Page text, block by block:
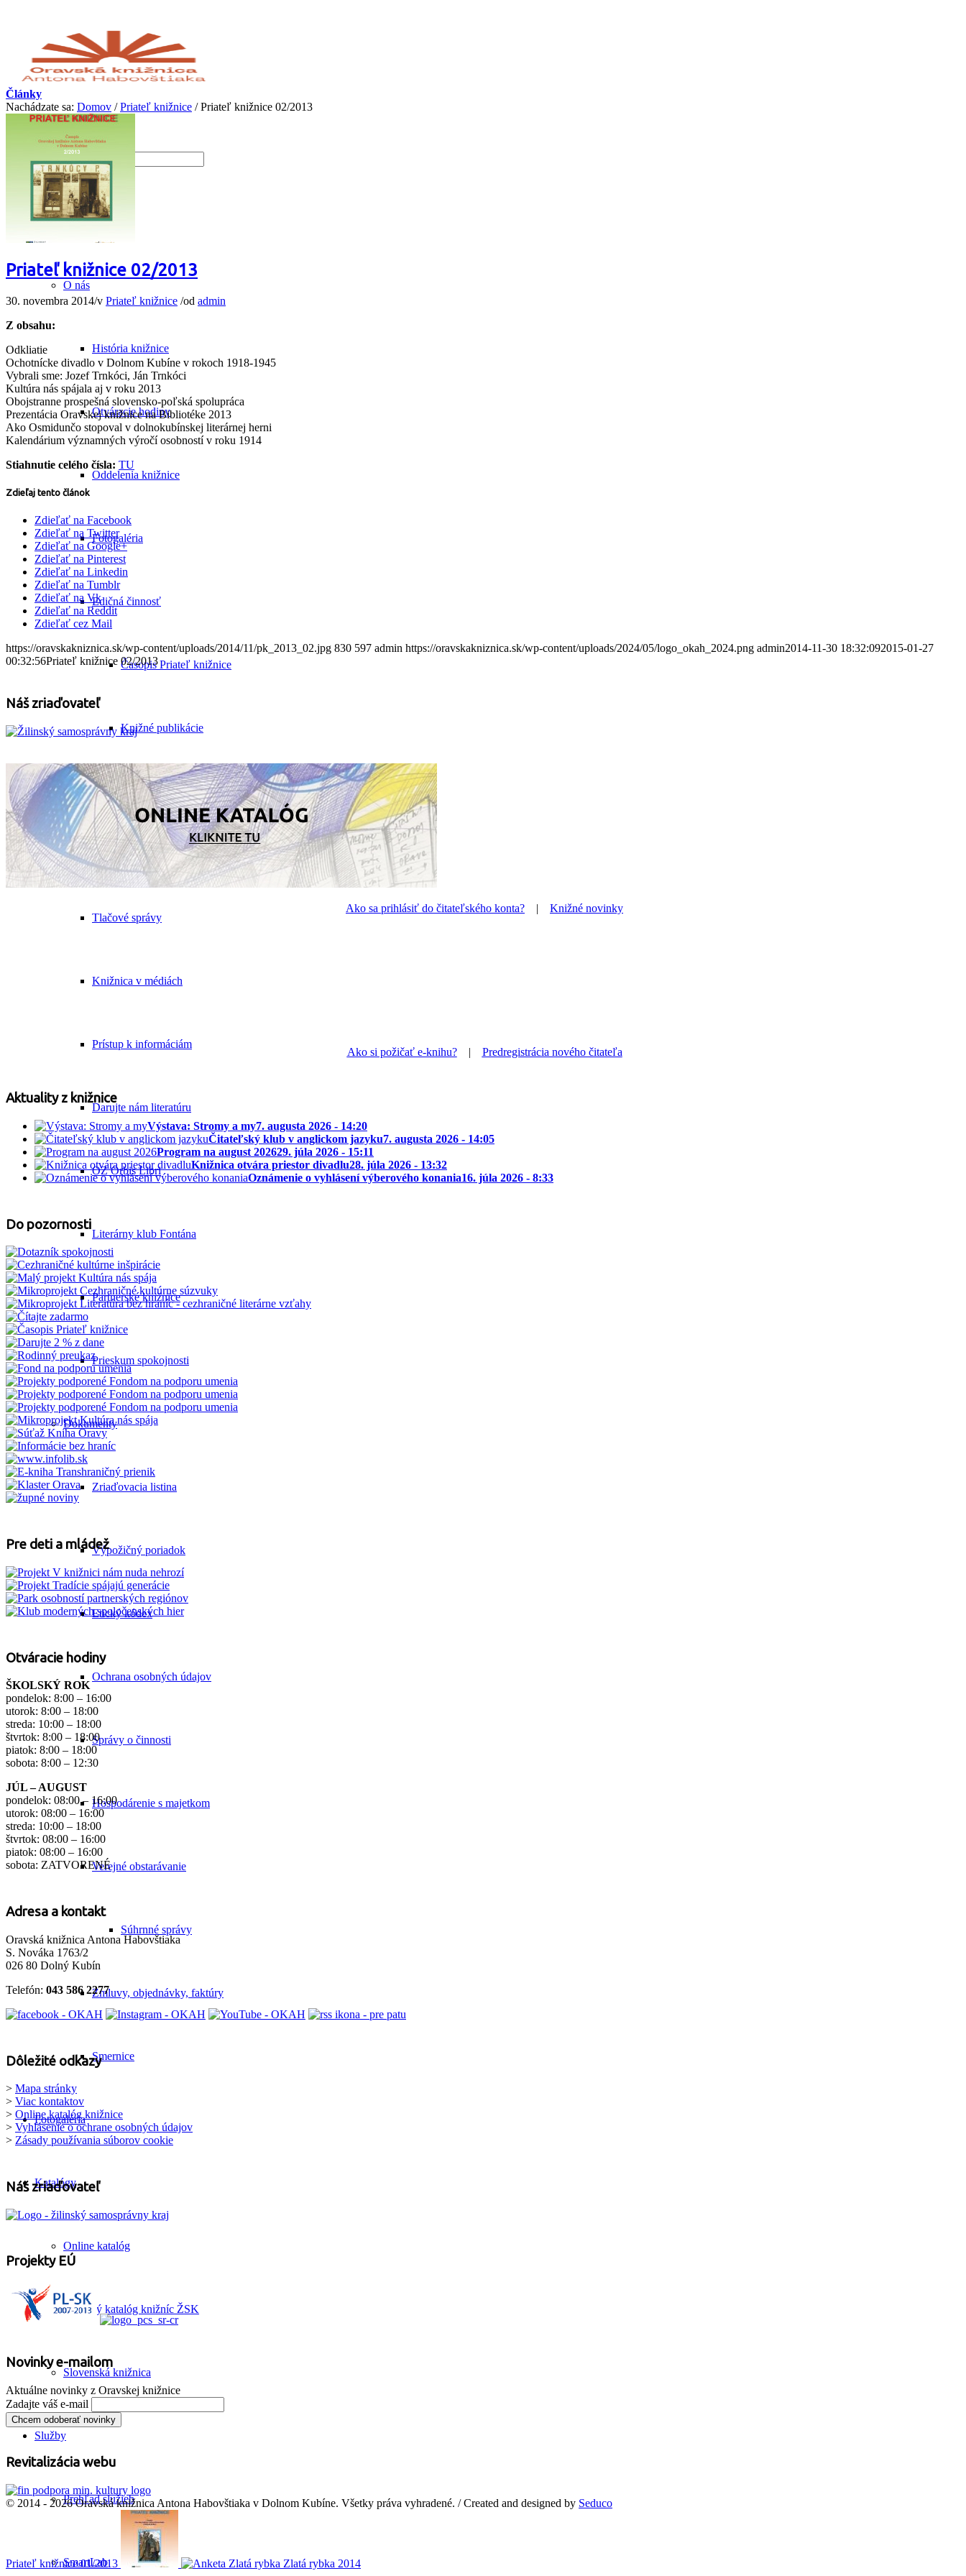
O knižnici
O nás
História knižnice
Otváracie hodiny
Oddelenia knižnice
Fotogaléria
Edičná činnosť
Časopis Priateľ knižnice
Knižné publikácie
Kontakty
Viac informácií
Tlačové správy
Knižnica v médiách
Prístup k informáciám
Darujte nám literatúru
OZ Orbis Libri
Literárny klub Fontána
Partnerské knižnice
Prieskum spokojnosti
Dokumenty
Zriaďovacia listina
Výpožičný poriadok
Etický kódex
Ochrana osobných údajov
Správy o činnosti
Hospodárenie s majetkom
Verejné obstarávanie
Súhrnné správy
Zmluvy, objednávky, faktúry
Smernice
Fotogaléria
Katalógy
Online katalóg
Súborný katalóg knižníc ŽSK
Slovenská knižnica
Služby
Prehľad služieb
SmartLab
Články
Nachádzate sa: Domov / Priateľ knižnice / Priateľ knižnice 02/2013
Priateľ knižnice 02/2013
30. novembra 2014/v Priateľ knižnice /od admin
Z obsahu:
Odkliatie
Ochotnícke divadlo v Dolnom Kubíne v rokoch 1918-1945
Vybrali sme: Jozef Trnkóci, Ján Trnkóci
Kultúra nás spájala aj v roku 2013
Obojstranne prospešná slovensko-poľská spolupráca
Prezentácia Oravskej knižnice na Bibliotéke 2013
Ako Osmidunčo stopoval v dolnokubínskej literárnej herni
Kalendárium významných výročí osobností v roku 1914
Stiahnutie celého čísla: TU
Zdieľaj tento článok
Zdieľať na Facebook
Zdieľať na Twitter
Zdieľať na Google+
Zdieľať na Pinterest
Zdieľať na Linkedin
Zdieľať na Tumblr
Zdieľať na Vk
Zdieľať na Reddit
Zdieľať cez Mail
https://oravskakniznica.sk/wp-content/uploads/2014/11/pk_2013_02.jpg 830 597 admin https://oravskakniznica.sk/wp-content/uploads/2024/05/logo_okah_2024.png admin2014-11-30 18:32:092015-01-27
00:32:56Priateľ knižnice 02/2013
Náš zriaďovateľ
Ako sa prihlásiť do čitateľského konta? | Knižné novinky
Ako si požičať e-knihu?| Predregistrácia nového čitateľa
Aktuality z knižnice
Výstava: Stromy a my7. augusta 2026 - 14:20
Čitateľský klub v anglickom jazyku7. augusta 2026 - 14:05
Program na august 202629. júla 2026 - 15:11
Knižnica otvára priestor divadlu28. júla 2026 - 13:32
Oznámenie o vyhlásení výberového konania16. júla 2026 - 8:33
Do pozornosti
Pre deti a mládež
Otváracie hodiny
ŠKOLSKÝ ROK
pondelok: 8:00 – 16:00
utorok: 8:00 – 18:00
streda: 10:00 – 18:00
štvrtok: 8:00 – 18:00
piatok: 8:00 – 18:00
sobota: 8:00 – 12:30
JÚL – AUGUST
pondelok: 08:00 – 16:00
utorok: 08:00 – 16:00
streda: 10:00 – 18:00
štvrtok: 08:00 – 16:00
piatok: 08:00 – 16:00
sobota: ZATVORENÉ
Adresa a kontakt
Oravská knižnica Antona Habovštiaka
S. Nováka 1763/2
026 80 Dolný Kubín
Telefón: 043 586 2277
Dôležité odkazy
> Mapa stránky
> Viac kontaktov
> Online katalóg knižnice
> Vyhlásenie o ochrane osobných údajov
> Zásady používania súborov cookie
Náš zriaďovateľ
Projekty EÚ
Novinky e-mailom
Aktuálne novinky z Oravskej knižnice
Zadajte váš e-mail
Revitalizácia webu
© 2014 - 2026 Oravská knižnica Antona Habovštiaka v Dolnom Kubíne. Všetky práva vyhradené. / Created and designed by Seduco
Priateľ knižnice 01/2013 Zlatá rybka 2014